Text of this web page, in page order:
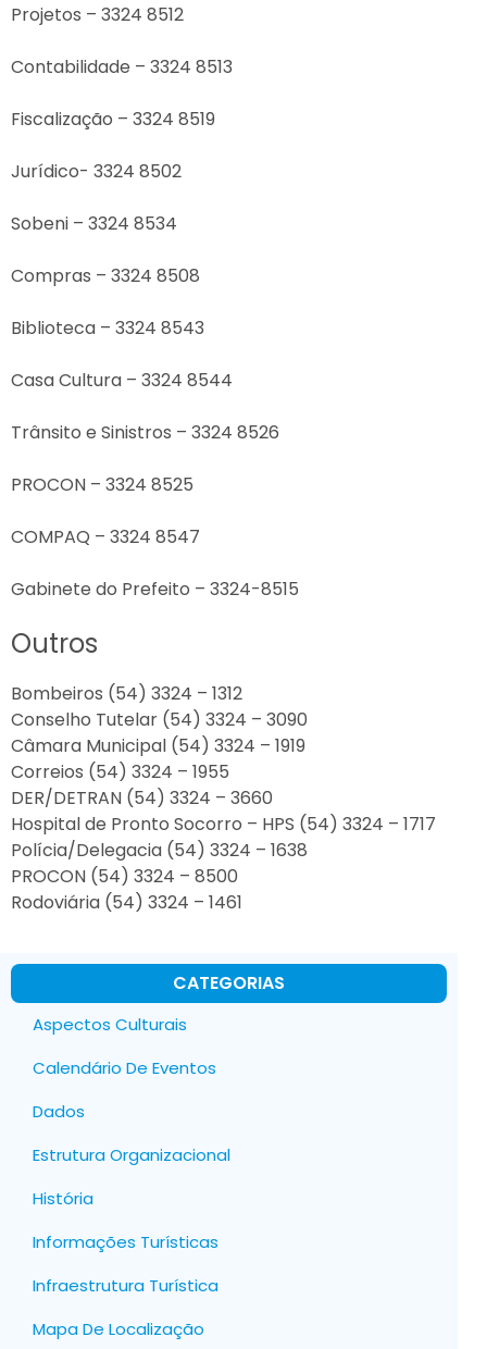
Projetos – 3324 8512
Contabilidade – 3324 8513
Fiscalização – 3324 8519
Jurídico- 3324 8502
Sobeni – 3324 8534
Compras – 3324 8508
Biblioteca – 3324 8543
Casa Cultura – 3324 8544
Trânsito e Sinistros – 3324 8526
PROCON – 3324 8525
COMPAQ – 3324 8547
Gabinete do Prefeito – 3324-8515
Outros
Bombeiros (54) 3324 – 1312
Conselho Tutelar (54) 3324 – 3090
Câmara Municipal (54) 3324 – 1919
Correios (54) 3324 – 1955
DER/DETRAN (54) 3324 – 3660
Hospital de Pronto Socorro – HPS (54) 3324 – 1717
Polícia/Delegacia (54) 3324 – 1638
PROCON (54) 3324 – 8500
Rodoviária (54) 3324 – 1461
CATEGORIAS
Aspectos Culturais
Calendário De Eventos
Dados
Estrutura Organizacional
História
Informações Turísticas
Infraestrutura Turística
Mapa De Localização